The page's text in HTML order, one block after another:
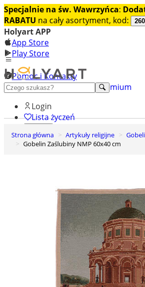
Specjalnie na św. Wawrzyńca:
RABATU na cały asortyment, kod:
Holyart APP
App Store
Play Store
Pomoc i Kontakty
+48 222 922 860
Odkryj premium
Login
Lista życzeń
0
Koszyk
Strona główna Artykuły religijne
Gobelin Zaślubiny NMP 60x40 cm